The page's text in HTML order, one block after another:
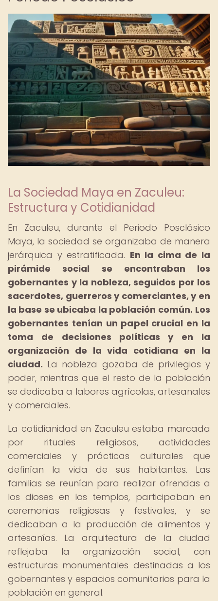
La Sociedad Maya en Zaculeu:
Estructura y Cotidianidad
En Zaculeu, durante el Periodo Posclásico
Maya, la sociedad se organizaba de manera
jerárquica y estratificada. En la cima de la
pirámide social se encontraban los
gobernantes y la nobleza, seguidos por los
sacerdotes, guerreros y comerciantes, y en
la base se ubicaba la población común. Los
gobernantes tenían un papel crucial en la
toma de decisiones políticas y en la
organización de la vida cotidiana en la
ciudad. La nobleza gozaba de privilegios y
poder, mientras que el resto de la población
se dedicaba a labores agrícolas, artesanales
y comerciales.
La cotidianidad en Zaculeu estaba marcada
por rituales religiosos, actividades
comerciales y prácticas culturales que
definían la vida de sus habitantes. Las
familias se reunían para realizar ofrendas a
los dioses en los templos, participaban en
ceremonias religiosas y festivales, y se
dedicaban a la producción de alimentos y
artesanías. La arquitectura de la ciudad
reflejaba la organización social, con
estructuras monumentales destinadas a los
gobernantes y espacios comunitarios para la
población en general.